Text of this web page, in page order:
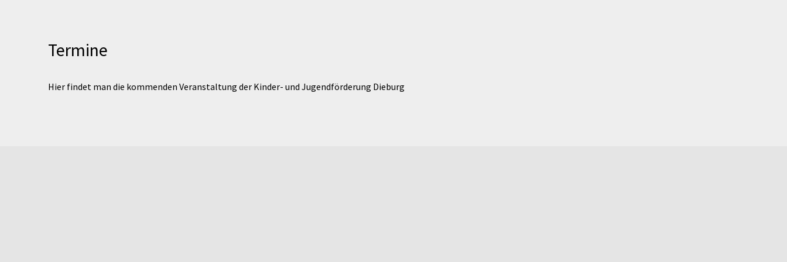
Termine
Hier findet man die kommenden Veranstaltung der Kinder- und Jugendförderung Dieburg